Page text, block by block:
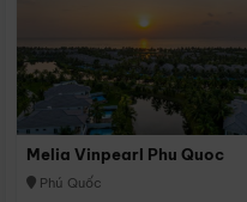
Melia Vinpearl Phu Quoc
Phú Quốc